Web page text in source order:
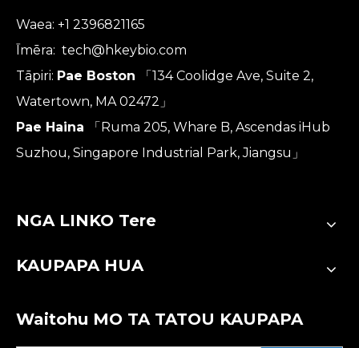
Waea: +1 2396821165
Īmēra: tech@hkeybio.com
Tāpiri: Pae Boston
「134 Coolidge Ave, Suite 2,
Watertown, MA 02472」
Pae Haina
「Ruma 205, Whare B, Ascendas iHub
Suzhou, Singapore Industrial Park, Jiangsu」
NGA LINKO Tere
KAUPAPA HUA
Waitohu MO TA TATOU KAUPAPA